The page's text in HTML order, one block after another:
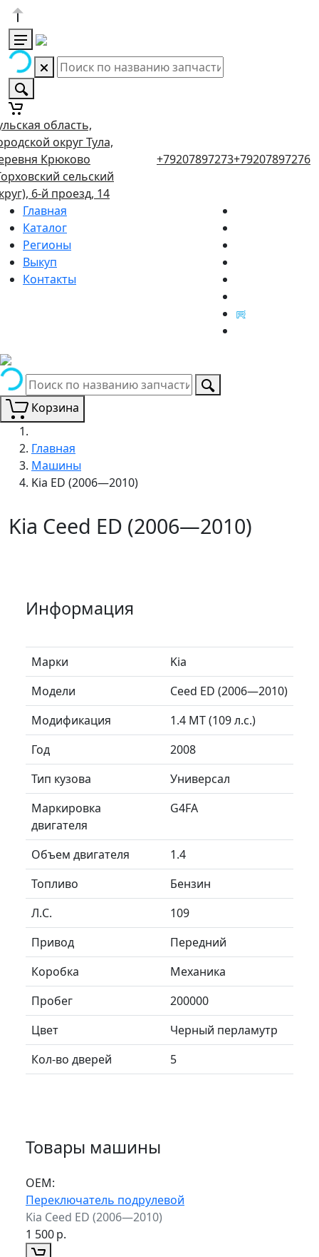
область,
округ Тула,
Крюково
сельский
6-й проезд, 14
+79207897273+79207897276
Главная
Каталог
Регионы
Выкуп
Контакты
Корзина
Главная
Машины
Kia ED (2006—2010)
Kia Ceed ED (2006—2010)
Информация
Марки
Kia
Модели
Ceed ED (2006—2010)
Модификация
1.4 MT (109 л.с.)
Год
2008
Тип кузова
Универсал
Маркировка
двигателя
G4FA
Объем двигателя
1.4
Топливо
Бензин
Л.C.
109
Привод
Передний
Коробка
Механика
Пробег
200000
Цвет
Черный перламутр
Кол-во дверей
5
Товары машины
ОЕМ:
Переключатель подрулевой
Kia Ceed ED (2006—2010)
1 500р.